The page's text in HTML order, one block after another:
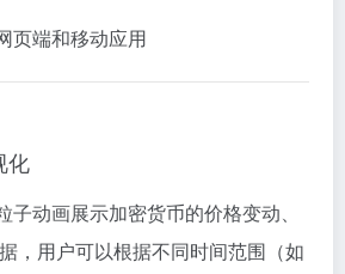
页端和移动应用
化
动画展示加密货币的价格变动、
，用户可以根据不同时间范围（如